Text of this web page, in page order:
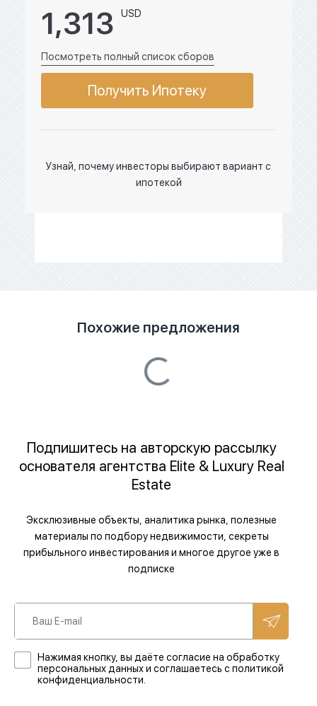
1,313 USD
Посмотреть полный список сборов
Получить Ипотеку
Узнай, почему инвесторы выбирают вариант с
ипотекой
Похожие предложения
Подпишитесь на авторскую рассылку
основателя агентства Elite & Luxury Real
Estate
Эксклюзивные объекты, аналитика рынка, полезные
материалы по подбору недвижимости, секреты
прибыльного инвестирования и многое другое уже в
подписке
Нажимая кнопку, вы даёте согласие на обработку
персональных данных и соглашаетесь с политикой
конфиденциальности.